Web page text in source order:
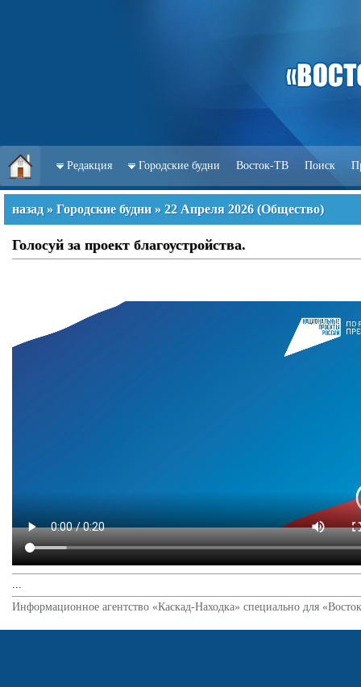
Редакция Городские будни Восток-ТВ Поиск
назад » Городские будни » 22 Апреля 2026 (Общество)
Голосуй за проект благоустройства.
...
Информационное агентство «Каскад-Находка» специально для